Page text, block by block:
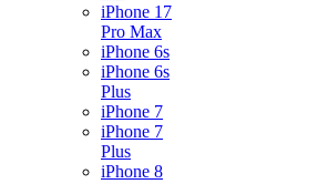
iPhone 17
Pro Max
iPhone 6s
iPhone 6s
Plus
iPhone 7
iPhone 7
Plus
iPhone 8